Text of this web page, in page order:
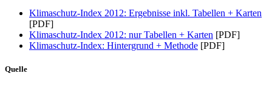
Klimaschutz-Index 2012: Ergebnisse inkl. Tabellen + Karten
[PDF]
Klimaschutz-Index 2012: nur Tabellen + Karten [PDF]
Klimaschutz-Index: Hintergrund + Methode [PDF]
Quelle